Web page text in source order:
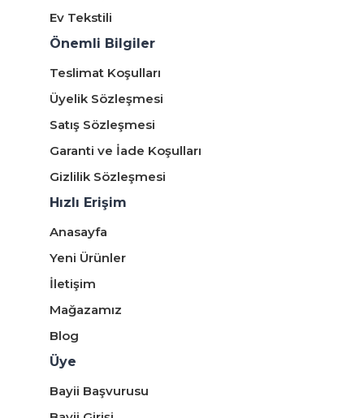
Ev Tekstili
Önemli Bilgiler
Teslimat Koşulları
Üyelik Sözleşmesi
Satış Sözleşmesi
Garanti ve İade Koşulları
Gizlilik Sözleşmesi
Hızlı Erişim
Anasayfa
Yeni Ürünler
İletişim
Mağazamız
Blog
Üye
Bayii Başvurusu